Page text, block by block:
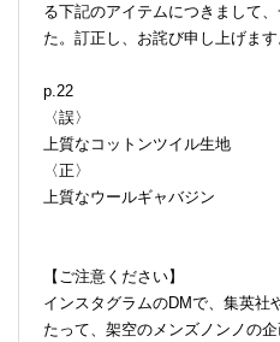
る下記のアイテムにつきまして
た。訂正し、お詫び申し上げます
p.22
〈誤〉
上質なコットンツイル生地
〈正〉
上質なウールギャバジン
【ご注意ください】
インスタグラムのDMで、集英社
たって、架空のメンズノンノの